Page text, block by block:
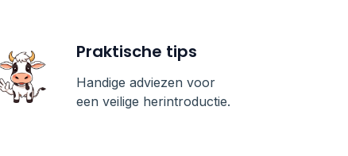
Praktische tips
Handige adviezen voor
een veilige herintroductie.